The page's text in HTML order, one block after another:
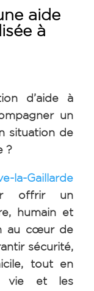
aide
à
d’aide à
un
situation de
?
la-Gaillarde
offrir un
humain et
au cœur de
sécurité,
tout en
vie et les